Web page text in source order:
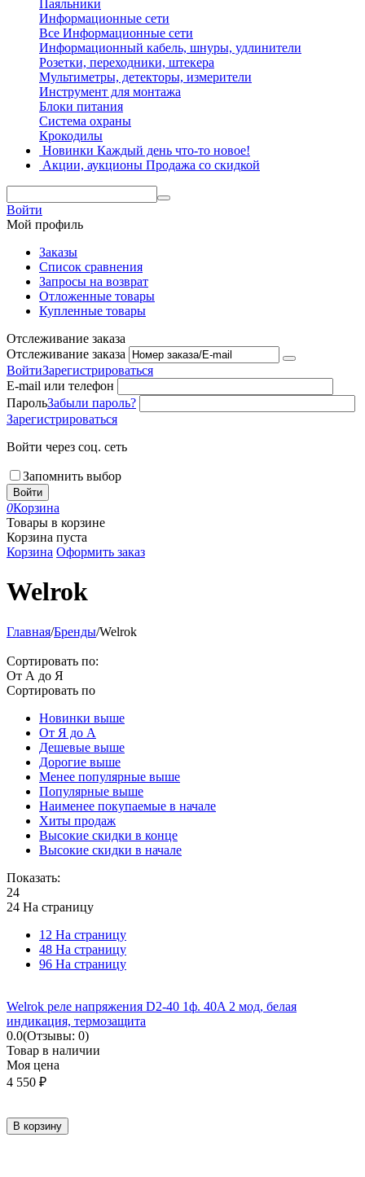
Паяльники
Информационные сети
Все Информационные сети
Информационный кабель, шнуры, удлинители
Розетки, переходники, штекера
Мультиметры, детекторы, измерители
Инструмент для монтажа
Блоки питания
Система охраны
Крокодилы
Новинки Каждый день что-то новое!
Акции, аукционы Продажа со скидкой
Войти
Мой профиль
Заказы
Список сравнения
Запросы на возврат
Отложенные товары
Купленные товары
Отслеживание заказа
Отслеживание заказа
ВойтиЗарегистрироваться
E-mail или телефон
ПарольЗабыли пароль?
Зарегистрироваться
Войти через соц. сеть
Запомнить выбор
Войти
0Корзина
Товары в корзине
Корзина пуста
Корзина Оформить заказ
Welrok
Главная/Бренды/Welrok
Сортировать по:
От А до Я
Сортировать по
Новинки выше
От Я до А
Дешевые выше
Дорогие выше
Менее популярные выше
Популярные выше
Наименее покупаемые в начале
Хиты продаж
Высокие скидки в конце
Высокие скидки в начале
Показать:
24
24 На страницу
12 На страницу
48 На страницу
96 На страницу
Welrok реле напряжения D2-40 1ф. 40A 2 мод, белая
индикация, термозащита
0.0(Отзывы: 0)
Товар в наличии
Моя цена
4 550 ₽
В корзину